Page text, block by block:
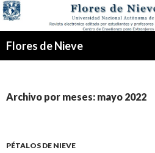
Flores de Nieve
Archivo por meses: mayo 2022
PÉTALOS DE NIEVE